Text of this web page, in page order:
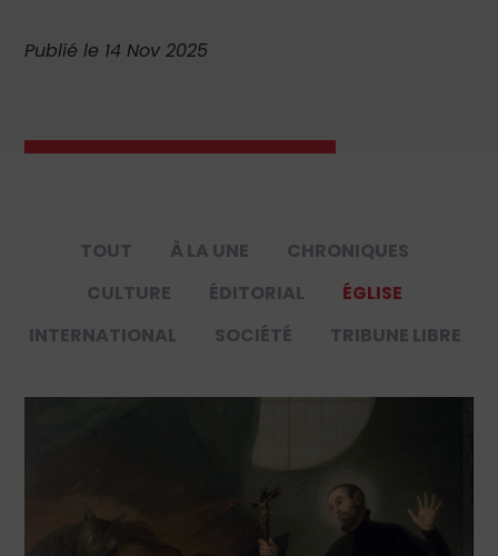
Publié le 14 Nov 2025
TOUT À LA UNE
CHRONIQUES
CULTURE
ÉDITORIAL
ÉGLISE
INTERNATIONAL
SOCIÉTÉ TRIBUNE LIBRE